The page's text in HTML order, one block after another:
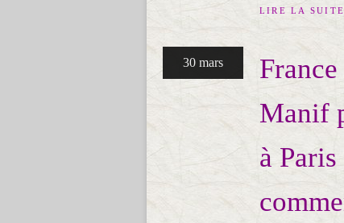
LIRE LA SUITE
30 mars
Manif
à